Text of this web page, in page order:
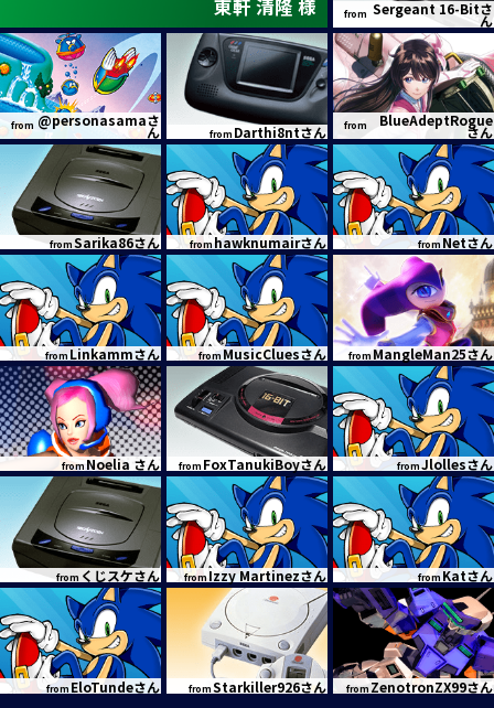
東軒 清隆 様 from Sergeant 16-Bitさ
ん
from @personasamaさ
ん from Darthi8ntさん from BlueAdeptRogue
さん
fromSarika86さん fromhawknumairさん from Netさん
from Linkammさん fromMusicCluesさん fromMangleMan25さん
fromNoelia さん from FoxTanukiBoyさん fromJlollesさん
from くじスケさん fromIzzy Martinezさん from Katさん
from EloTundeさん fromStarkiller926さん from ZenotronZX99さん